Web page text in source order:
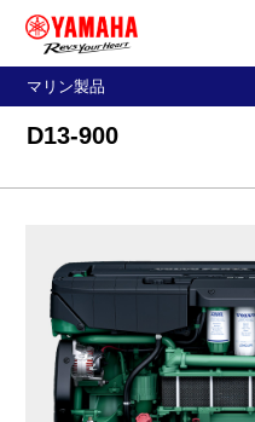
マリン製品
D13-900